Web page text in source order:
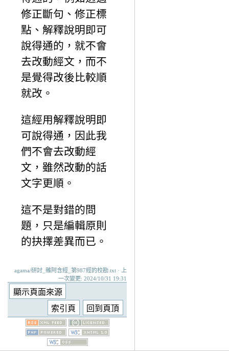
修正斷句、修正標
點、解釋說明即可
說得通的，就不會
去改動經文，而不
是覺得改後比較順
就改。
這經用解釋說明即
可說得通，因此我
們不會去改動經
文，雖然改動的話
文字更順。
這不是對錯的問
題，只是編輯原則
的抉擇差異而已。
agama/研討_雜阿含經_第987經的校勘.txt · 上
一次變更: 2024/10/31 19:31